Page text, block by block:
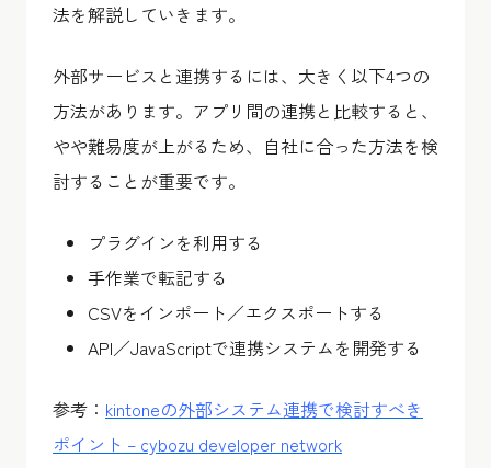
法を解説していきます。
外部サービスと連携するには、大きく以下4つの
方法があります。アプリ間の連携と比較すると、
やや難易度が上がるため、自社に合った方法を検
討することが重要です。
プラグインを利用する
手作業で転記する
CSVをインポート／エクスポートする
API／JavaScriptで連携システムを開発する
参考： kintoneの外部システム連携で検討すべき
ポイント – cybozu developer network